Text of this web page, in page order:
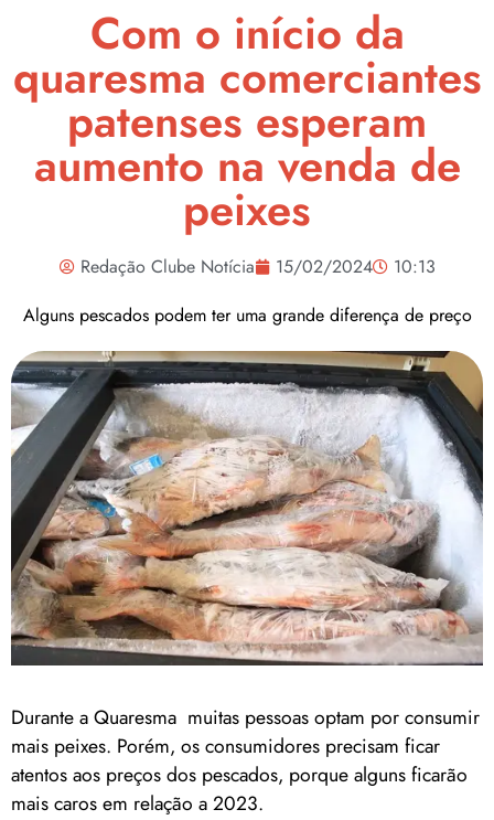
Com o início da
quaresma comerciantes
patenses esperam
aumento na venda de
peixes
Redação Clube Notícia 15/02/2024
10:13
Alguns pescados podem ter uma grande diferença de preço
Durante a Quaresma muitas pessoas optam por consumir
mais peixes. Porém, os consumidores precisam ficar
atentos aos preços dos pescados, porque alguns ficarão
mais caros em relação a 2023.